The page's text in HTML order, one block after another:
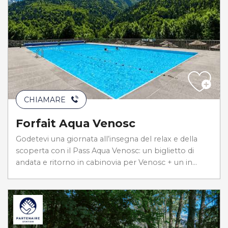
CHIAMARE
Forfait Aqua Venosc
Godetevi una giornata all’insegna del relax e della
scoperta con il Pass Aqua Venosc: un biglietto di
andata e ritorno in cabinovia per Venosc + un in...